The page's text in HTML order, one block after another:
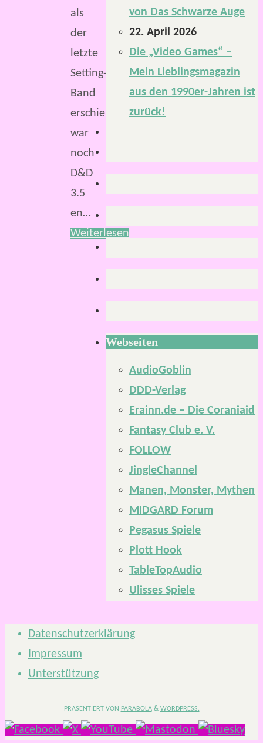
als
der
letzte
Setting-
Band
erschien,
war
noch
D&D
3.5
en…
Weiterlesen
von Das Schwarze Auge
22. April 2026
Die „Video Games“ –
Mein Lieblingsmagazin
aus den 1990er-Jahren ist
zurück!
Webseiten
AudioGoblin
DDD-Verlag
Erainn.de – Die Coraniaid
Fantasy Club e. V.
FOLLOW
JingleChannel
Manen, Monster, Mythen
MIDGARD Forum
Pegasus Spiele
Plott Hook
TableTopAudio
Ulisses Spiele
Datenschutzerklärung
Impressum
Unterstützung
PRÄSENTIERT VON PARABOLA& WORDPRESS.